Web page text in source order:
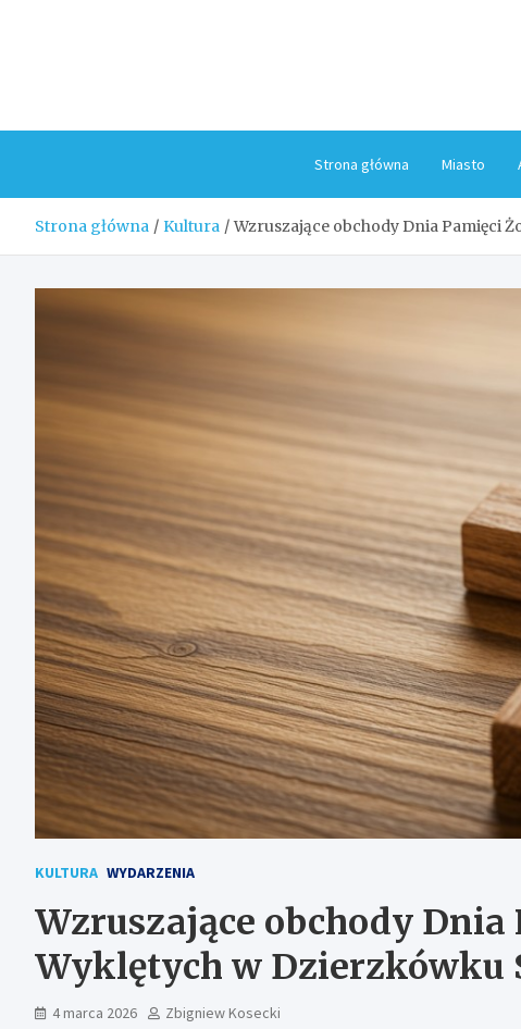
Strona główna Miasto
Strona główna Kultura Wzruszające obchody Dnia Pamięci
KULTURA WYDARZENIA
Wzruszające obchody Dnia
Wyklętych w Dzierzkówku
4 marca 2026 Zbigniew Kosecki